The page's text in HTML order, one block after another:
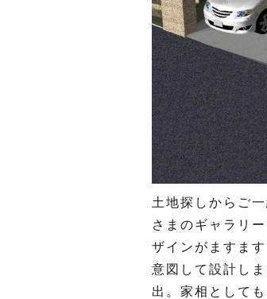
土地探しからご
さまのギャラリ
ザインがますま
意図して設計し
出。家相として